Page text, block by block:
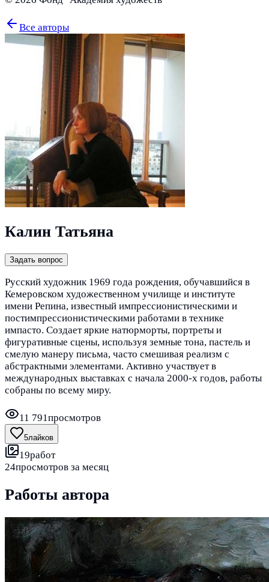
Все авторы
Калин Татьяна
Задать вопрос
Русский художник 1969 года рождения, обучавшийся в
Кемеровском художественном училище и институте
имени Репина, известный импрессионистическими и
постимпрессионистическими работами в технике
импасто. Создает яркие натюрморты, портреты и
фигуративные сцены, используя земные тона, пастель и
смелую манеру письма, часто смешивая реализм с
абстрактными элементами. Активно участвует в
международных выставках с начала 2000-х годов, работы
собраны по всему миру.
11 791просмотров
5лайков
19работ
24просмотров за месяц
Работы автора